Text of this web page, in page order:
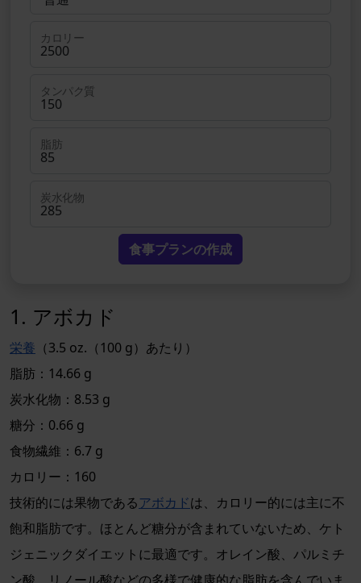
カロリー
タンパク質
脂肪
炭水化物
食事プランの作成
1. アボカド
栄養 （3.5 oz.（100 g）あたり）
脂肪：14.66 g
炭水化物：8.53 g
糖分：0.66 g
食物繊維：6.7 g
カロリー：160
技術的には果物であるアボカドは、カロリー的には主に不
飽和脂肪です。ほとんど糖分が含まれていないため、ケト
ジェニックダイエットに最適です。オレイン酸、パルミチ